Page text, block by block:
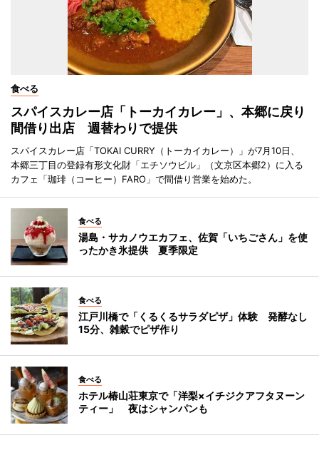
食べる
スパイスカレー店「トーカイカレー」、本郷に戻り
間借り出店 週替わりで提供
スパイスカレー店「TOKAI CURRY（トーカイカレー）」が7月10日、
本郷三丁目の登録有形文化財「エチソウビル」（文京区本郷2）に入る
カフェ「珈琲（コーヒー）FARO」で間借り営業を始めた。
食べる
湯島・サカノウエカフェ、佐賀「いちごさん」を使
ったかき氷提供 夏季限定
食べる
江戸川橋で「くるくるサラダピザ」体験 発酵なし
15分、雑穀でピザ作り
食べる
ホテル椿山荘東京で「洋梨×イチジクアフタヌーン
ティー」 夜はシャンパンも